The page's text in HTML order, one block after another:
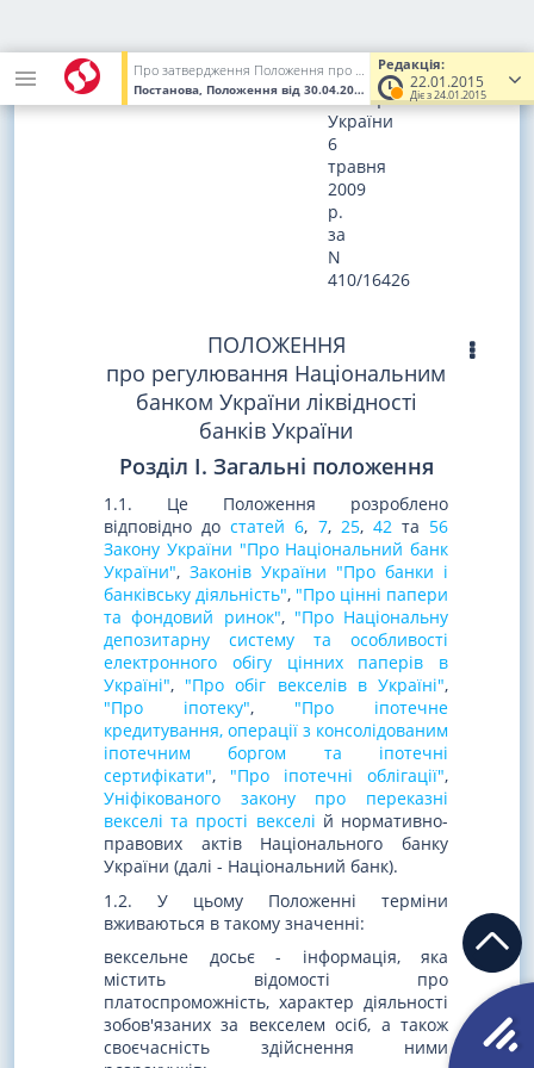
Редакція:
22.01.2015
Діє з 24.01.2015
Про затвердження Положення про регулювання Національним банком України ліквідності банків України
Постанова, Положення від 30.04.2009 № 259 (Увага! Попередня
в
Міністерстві
юстиції
України
6
травня
2009
р.
за
N
410/16426
ПОЛОЖЕННЯ
про регулювання Національним
банком України ліквідності
банків України
Розділ I. Загальні положення
1.1. Це Положення розроблено
відповідно достатей 6, 7, 25, 42та 56
Закону України "Про Національний банк
України", Законів України "Про банки і
банківську діяльність", "Про цінні папери
та фондовий ринок", "Про Національну
депозитарну систему та особливості
електронного обігу цінних паперів в
Україні", "Про обіг векселів в Україні",
"Про іпотеку", "Про іпотечне
кредитування, операції з консолідованим
іпотечним боргом та іпотечні
сертифікати", "Про іпотечні облігації",
Уніфікованого закону про переказні
векселі та прості векселі й нормативно-
правових актів Національного банку
України (далі - Національний банк).
1.2. У цьому Положенні терміни
вживаються в такому значенні:
вексельне досьє - інформація, яка
містить відомості про
платоспроможність, характер діяльності
зобов'язаних за векселем осіб, а також
своєчасність здійснення ними